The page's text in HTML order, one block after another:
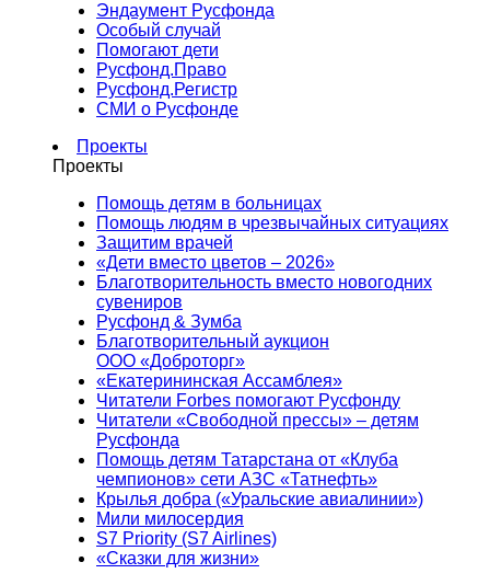
Эндаумент Русфонда
Особый случай
Помогают дети
Русфонд.Право
Русфонд.Регистр
СМИ о Русфонде
Проекты
Проекты
Помощь детям в больницах
Помощь людям в чрезвычайных ситуациях
Защитим врачей
«Дети вместо цветов – 2026»
Благотворительность вместо новогодних
сувениров
Русфонд & Зумба
Благотворительный аукцион
ООО «Доброторг»
«Екатерининская Ассамблея»
Читатели Forbes помогают Русфонду
Читатели «Свободной прессы» – детям
Русфонда
Помощь детям Татарстана от «Клуба
чемпионов» сети АЗС «Татнефть»
Крылья добра («Уральские авиалинии»)
Мили милосердия
S7 Priority (S7 Airlines)
«Сказки для жизни»